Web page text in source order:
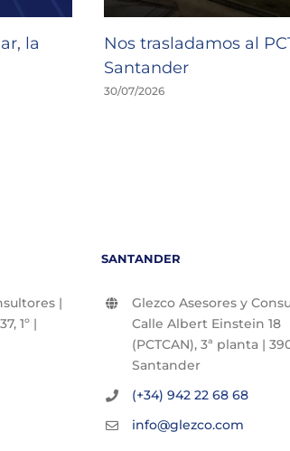
la
Nos trasladamos al
Santander
30/07/2026
|
1º |
SANTANDER
Glezco Asesores y
Calle Albert Einstein 18
(PCTCAN), 3ª planta |
Santander
(+34) 942 22 68 68
info@glezco.com